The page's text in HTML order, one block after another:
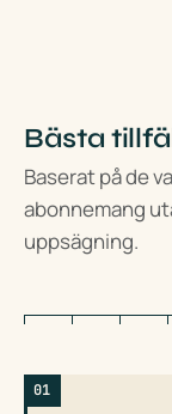
Bästa
Baserat på de
abonnemang
uppsägning.
01